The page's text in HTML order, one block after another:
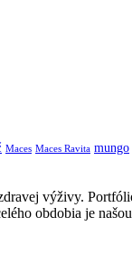
Maces Maces Ravita mungo
výživy.
obdobia je